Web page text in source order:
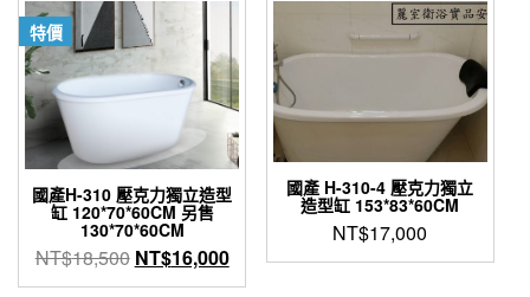
特價
國產H-310 壓克力獨立造型
缸 120*70*60CM 另售
130*70*60CM
NT$18,500 原
始
NT$16,000目
前
國產 H-310-4 壓克力獨立
造型缸 153*83*60CM
NT$17,000